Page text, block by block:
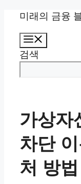
미래의 금융
검색
가상자
차단
처 방법